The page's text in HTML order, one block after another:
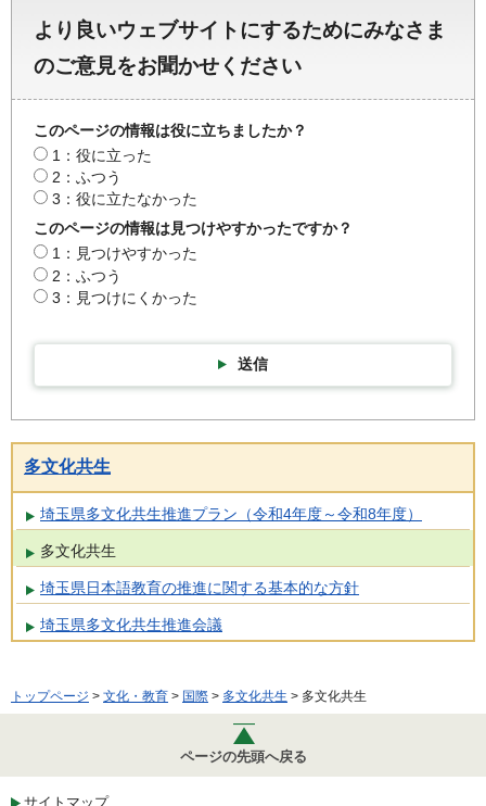
より良いウェブサイトにするためにみなさま
のご意見をお聞かせください
このページの情報は役に立ちましたか？
1：役に立った
2：ふつう
3：役に立たなかった
このページの情報は見つけやすかったですか？
1：見つけやすかった
2：ふつう
3：見つけにくかった
送信
多文化共生
埼玉県多文化共生推進プラン（令和4年度～令和8年度）
多文化共生
埼玉県日本語教育の推進に関する基本的な方針
埼玉県多文化共生推進会議
トップページ > 文化・教育 > 国際 > 多文化共生 > 多文化共生
ページの先頭へ戻る
サイトマップ